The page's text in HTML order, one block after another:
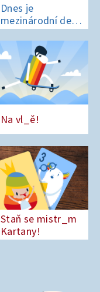
Dnes je
mezinárodní den
t_grů
Na vl_ě!
Staň se mistr_m
Kartany!